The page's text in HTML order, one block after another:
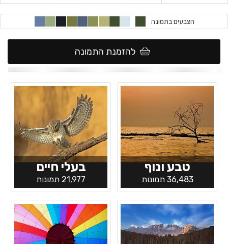
הצבעים בתמונה
להזמנת התמונה
טבע ונוף
36,483 תמונות
בעלי חיים
21,977 תמונות